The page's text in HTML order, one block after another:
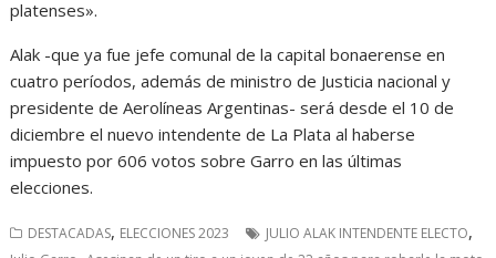
platenses».
Alak -que ya fue jefe comunal de la capital bonaerense en
cuatro períodos, además de ministro de Justicia nacional y
presidente de Aerolíneas Argentinas- será desde el 10 de
diciembre el nuevo intendente de La Plata al haberse
impuesto por 606 votos sobre Garro en las últimas
elecciones.
DESTACADAS, ELECCIONES 2023 JULIO ALAK INTENDENTE ELECTO,